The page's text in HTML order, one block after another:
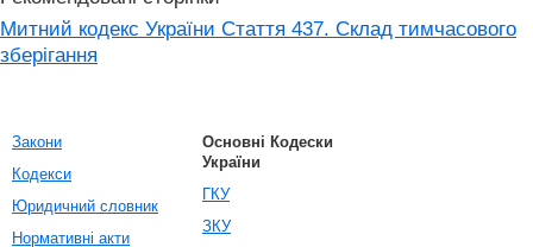
Митний кодекс України Стаття 437. Склад тимчасового
зберігання
Закони
Кодекси
Юридичний словник
Нормативні акти
Основні Кодески
України
ГКУ
ЗКУ